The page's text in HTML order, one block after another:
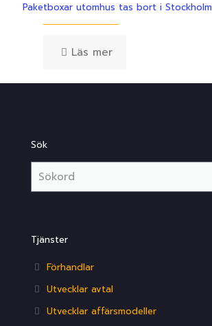
Paketboxar utomhus tas bort i Stockholm
Läs mer
Sök
Tjänster
Förhandlar
Utvecklar avtal
Utvecklar affärsmodeller